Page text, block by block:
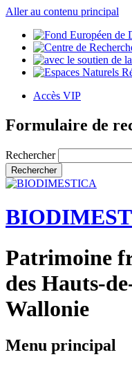
Aller au contenu principal
Accès VIP
Formulaire de
Rechercher
Patrimoine
des Hauts-
Wallonie
Menu principal